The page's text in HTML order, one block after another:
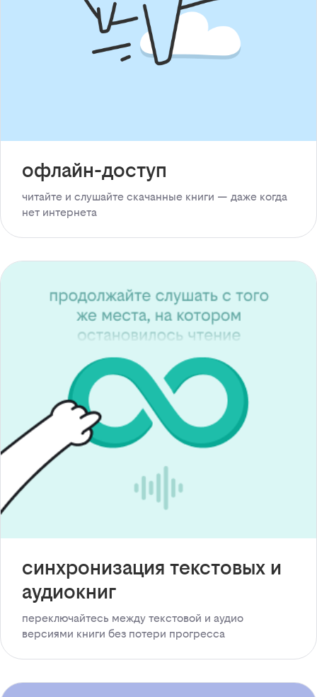
офлайн-доступ
читайте и слушайте скачанные книги — даже когда
нет интернета
синхронизация текстовых и
аудиокниг
переключайтесь между текстовой и аудио
версиями книги без потери прогресса